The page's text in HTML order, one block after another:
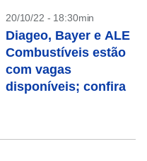
20/10/22 - 18:30min
Diageo, Bayer e ALE
Combustíveis estão
com vagas
disponíveis; confira